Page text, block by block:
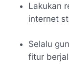
Lakukan
internet
Selalu
fitur